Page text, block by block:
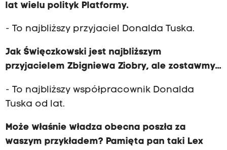
lat wielu polityk Platformy.
- To najbliższy przyjaciel Donalda Tuska.
Jak Święczkowski jest najbliższym
przyjacielem Zbigniewa Ziobry, ale zostawmy...
- To najbliższy współpracownik Donalda
Tuska od lat.
Może właśnie władza obecna poszła za
waszym przykładem? Pamięta pan taki Lex